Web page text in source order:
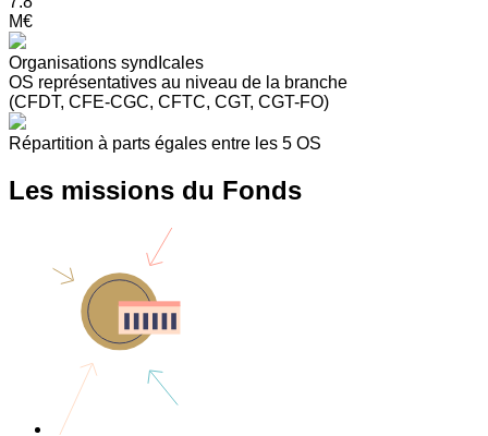
M€
Organisations syndIcales
OS représentatives au niveau de la branche
(CFDT, CFE-CGC, CFTC, CGT, CGT-FO)
Répartition à parts égales entre les 5 OS
Les missions du Fonds